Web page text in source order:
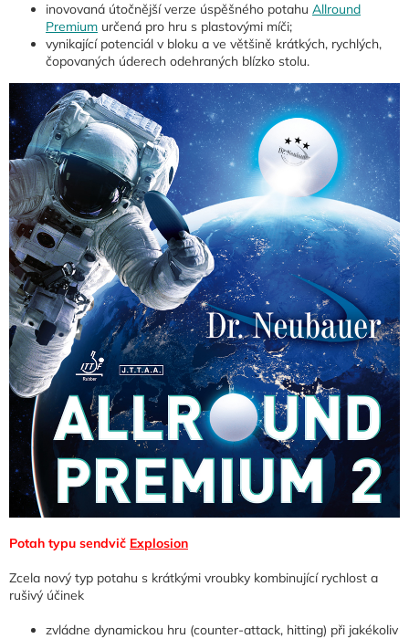
inovovaná útočnější verze úspěšného potahu Allround
Premium určená pro hru s plastovými míči;
vynikající potenciál v bloku a ve většině krátkých, rychlých,
čopovaných úderech odehraných blízko stolu.
Potah typu sendvič Explosion
Zcela nový typ potahu s krátkými vroubky kombinující rychlost a
rušivý účinek
zvládne dynamickou hru (counter-attack, hitting) při jakékoliv